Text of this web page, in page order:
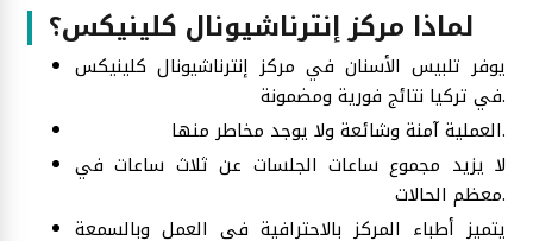
لماذا مركز إنترناشيونال كلينيكس؟
يوفر تلبيس الأسنان في مركز إنترناشيونال كلينيكس
في تركيا نتائج فورية ومضمونة.
العملية آمنة وشائعة ولا يوجد مخاطر منها.
لا يزيد مجموع ساعات الجلسات عن ثلاث ساعات في
معظم الحالات.
يتميز أطباء المركز بالاحترافية في العمل وبالسمعة